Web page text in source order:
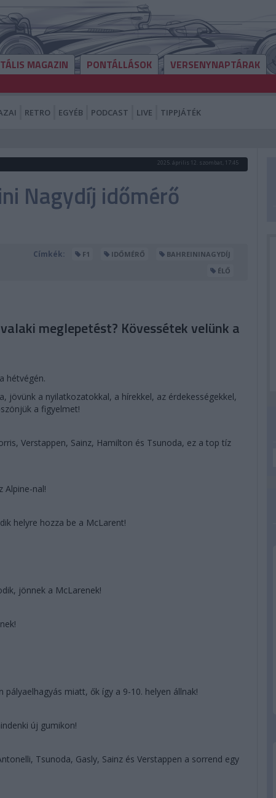
MAGAZIN PONTÁLLÁSOK VERSENYNAPTÁRAK
RETRO EGYÉB PODCAST LIVE TIPPJÁTÉK
2025. április 12. szombat, 17:45
Nagydíj időmérő
Címkék: F1 IDŐMÉRŐ
BAHREININAGYDÍJ
ÉLŐ
meglepetést? Kövessétek velünk a
hétvégén.
jövünk a nyilatkozatokkal, a hírekkel, az érdekességekkel,
a figyelmet!
Verstappen, Sainz, Hamilton és Tsunoda, ez a top tíz
Alpine-nal!
helyre hozza be a McLarent!
jönnek a McLarenek!
miatt, ők így a 9-10. helyen állnak!
új gumikon!
Tsunoda, Gasly, Sainz és Verstappen a sorrend egy